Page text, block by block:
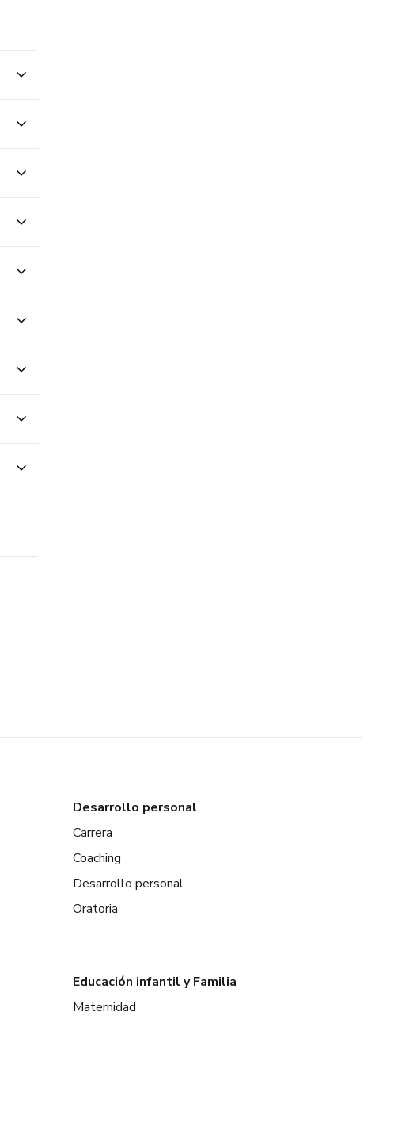
Desarrollo personal
Carrera
Coaching
Desarrollo personal
Oratoria
Educación infantil y Familia
Maternidad